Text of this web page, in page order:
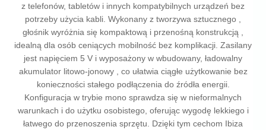
z telefonów, tabletów i innych kompatybilnych urządzeń bez
potrzeby użycia kabli. Wykonany z tworzywa sztucznego ,
głośnik wyróżnia się kompaktową i przenośną konstrukcją ,
idealną dla osób ceniących mobilność bez komplikacji. Zasilany
jest napięciem 5 V i wyposażony w wbudowany, ładowalny
akumulator litowo-jonowy , co ułatwia ciągłe użytkowanie bez
konieczności stałego podłączenia do źródła energii.
Konfiguracja w trybie mono sprawdza się w nieformalnych
warunkach i do użytku osobistego, oferując wygodę lekkiego i
łatwego do przenoszenia sprzętu. Dzięki tym cechom Ibiza